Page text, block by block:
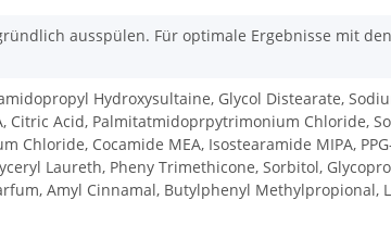
ausspülen. Für optimale Ergebnisse mit
Hydroxysultaine, Glycol Distearate,
Citric Acid, Palmitatmidoprpytrimonium Chloride,
Cocamide MEA, Isostearamide MIPA,
Laureth, Pheny Trimethicone, Sorbitol,
Amyl Cinnamal, Butylphenyl Methylpropional,